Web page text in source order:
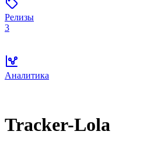
Релизы
3
Аналитика
Tracker-Lola